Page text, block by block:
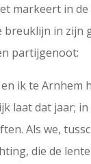
markeert in
in
partijgenoot:
ik te Arnhem
laat dat jaar;
Als we,
die de